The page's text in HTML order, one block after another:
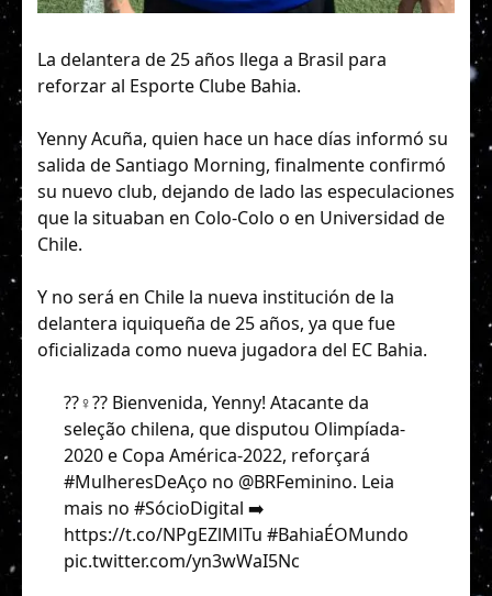
La delantera de 25 años llega a Brasil para
reforzar al Esporte Clube Bahia.
Yenny Acuña, quien hace un hace días informó su
salida de Santiago Morning, finalmente confirmó
su nuevo club, dejando de lado las especulaciones
que la situaban en Colo-Colo o en Universidad de
Chile.
Y no será en Chile la nueva institución de la
delantera iquiqueña de 25 años, ya que fue
oficializada como nueva jugadora del EC Bahia.
??‍♀️?? Bienvenida, Yenny! Atacante da
seleção chilena, que disputou Olimpíada-
2020 e Copa América-2022, reforçará
#MulheresDeAço no @BRFeminino. Leia
mais no #SócioDigital ➡️
https://t.co/NPgEZlMlTu #BahiaÉOMundo
pic.twitter.com/yn3wWaI5Nc